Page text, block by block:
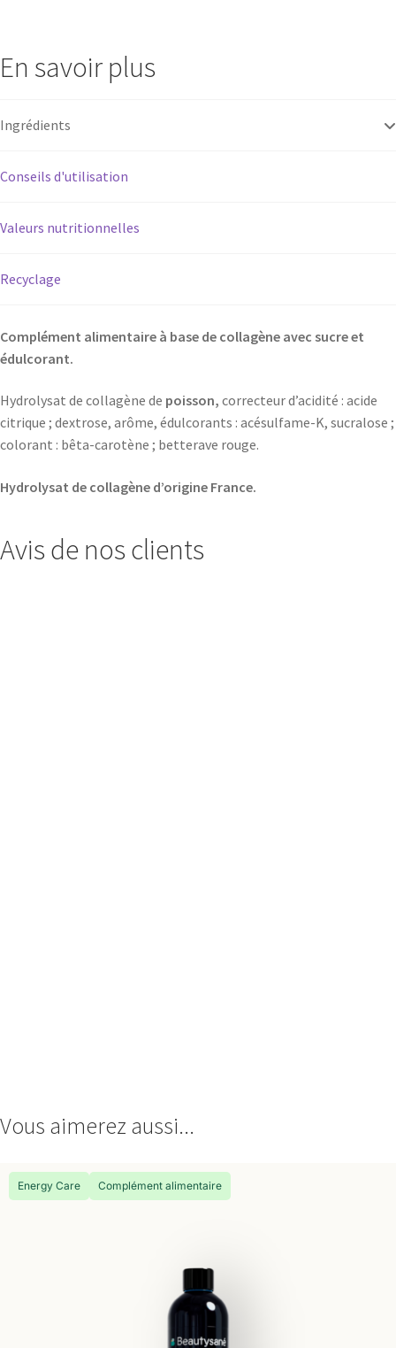
En savoir plus
Ingrédients
Conseils d'utilisation
Valeurs nutritionnelles
Recyclage
Complément alimentaire à base de collagène avec sucre et
édulcorant.
Hydrolysat de collagène de poisson, correcteur d’acidité : acide
citrique ; dextrose, arôme, édulcorants : acésulfame-K, sucralose ;
colorant : bêta-carotène ; betterave rouge.
Hydrolysat de collagène d’origine France.
Avis de nos clients
Vous aimerez aussi...
Energy Care Complément alimentaire